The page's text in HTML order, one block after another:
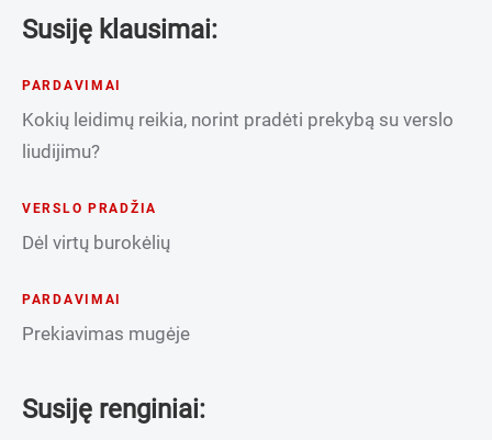
Susiję klausimai:
PARDAVIMAI
Kokių leidimų reikia, norint pradėti prekybą su verslo
liudijimu?
VERSLO PRADŽIA
Dėl virtų burokėlių
PARDAVIMAI
Prekiavimas mugėje
Susiję renginiai: